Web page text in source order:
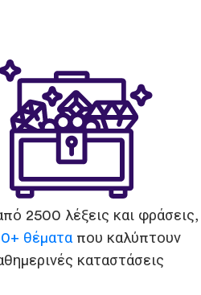
2500 λέξεις και φράσεις,
θέματαπου καλύπτουν
καταστάσεις